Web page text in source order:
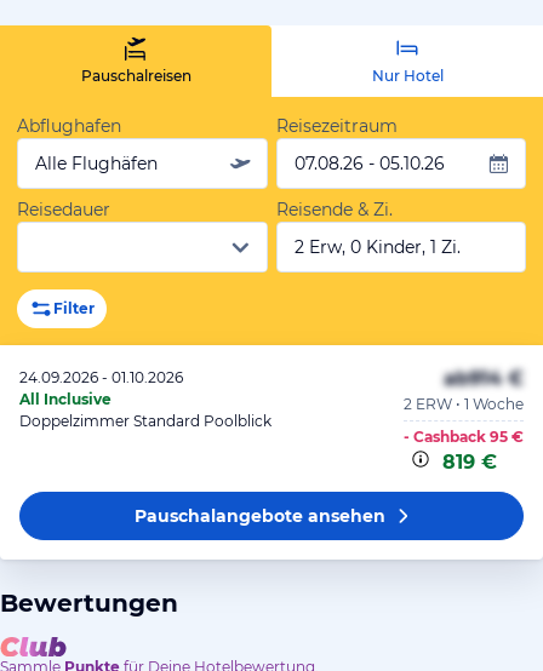
Pauschalreisen Nur Hotel
Abflughafen
Alle Flughäfen
Reisezeitraum
07.08.26 - 05.10.26
Reisedauer
Reisende & Zi.
2 Erw, 0 Kinder, 1 Zi.
Filter
24.09.2026 - 01.10.2026
All Inclusive
Doppelzimmer Standard Poolblick
ab914 €
2 ERW • 1 Woche
- Cashback 95 €
819 €
Pauschalangeboteansehen
Bewertungen
Sammle Punkte für Deine Hotelbewertung.